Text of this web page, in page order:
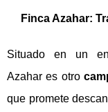
Finca Azahar:
Situado en un
Azahar es otro
que promete